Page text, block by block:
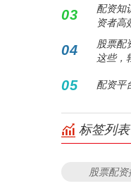
03
配资知
资者高
04
股票配
这些，
05 配资平
标签列表
股票配资